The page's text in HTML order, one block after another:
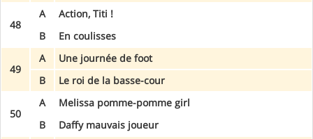
48
A
Action, Titi !
B
En coulisses
49
A
Une journée de foot
B
Le roi de la basse-cour
50
A
Melissa pomme-pomme girl
B
Daffy mauvais joueur